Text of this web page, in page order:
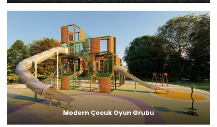
Modern Çocuk Oyun Grubu